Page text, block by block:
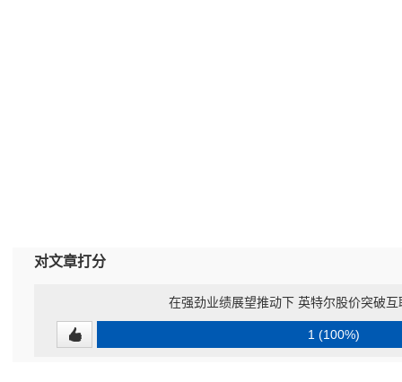
对文章打分
在强劲业绩展望推动下 英特尔股价突破
1 (100%)